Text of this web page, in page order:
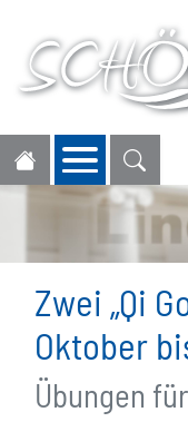
Navigation
Zwei „Qi
Oktober
Übungen